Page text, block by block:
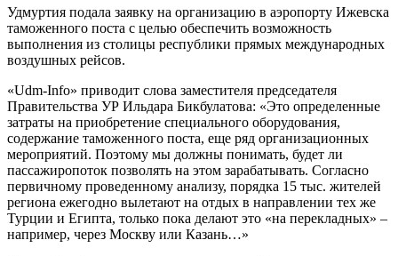
Удмуртия подала заявку на организацию в аэропорту Ижевска
таможенного поста с целью обеспечить возможность
выполнения из столицы республики прямых международных
воздушных рейсов.
«Udm-Info» приводит слова заместителя председателя
Правительства УР Ильдара Бикбулатова: «Это определенные
затраты на приобретение специального оборудования,
содержание таможенного поста, еще ряд организационных
мероприятий. Поэтому мы должны понимать, будет ли
пассажиропоток позволять на этом зарабатывать. Согласно
первичному проведенному анализу, порядка 15 тыс. жителей
региона ежегодно вылетают на отдых в направлении тех же
Турции и Египта, только пока делают это «на перекладных» –
например, через Москву или Казань…»